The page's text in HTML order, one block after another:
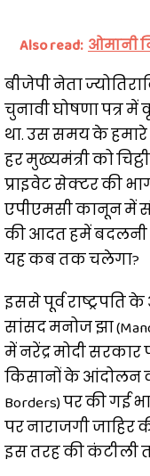
Also read: ओमानी
बीजेपी नेता
चुनावी घोषणा पत्र
था. उस समय के हमारे
हर मुख्यमंत्री को
प्राइवेट सेक्टर की
एपीएमसी कानून में
की आदत हमें बदलनी
यह कब तक चलेगा?
इससे पूर्व राष्ट्रपति
सांसद मनोज झा
में नरेंद्र मोदी
किसानों के आंदोलन
Borders) पर की गई
पर नाराजगी जाहिर
इस तरह की कंटीली